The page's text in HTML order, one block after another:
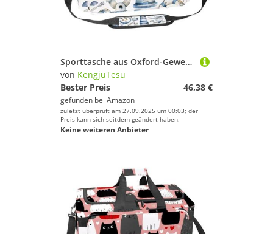
Sporttasche aus Oxford-Gewebe, mit abnehmbarem Schultergurt, Trainings-Handtasche, Übernachtungstasche für Damen und Herren, Gelb, Mehrfarbig 19, Einheitsgröße, Handgepäck
von KengjuTesu
Bester Preis
46,38 €
gefunden bei Amazon
zuletzt überprüft am 27.09.2025 um 00:03; der
Preis kann sich seitdem geändert haben.
Keine weiteren Anbieter